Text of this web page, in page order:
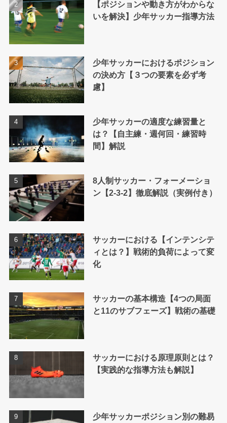
【ポジションや動き方がわからな
いを解決】少年サッカー指導方法
少年サッカーにおけるポジション
の決め方【３つの要素を必ず考
慮】
少年サッカーの適度な練習量と
は？【自主練・週何回・練習時
間】解説
8人制サッカー・フォーメーショ
ン【2-3-2】徹底解説（実例付き）
サッカーにおける【インテンシテ
ィとは？】戦術的負荷によって変
化
サッカーの基本構造【4つの局面
と11のサブフェーズ】戦術の基礎
サッカーにおける原理原則とは？
【実践的な指導方法も解説】
少年サッカーポジション別の難易